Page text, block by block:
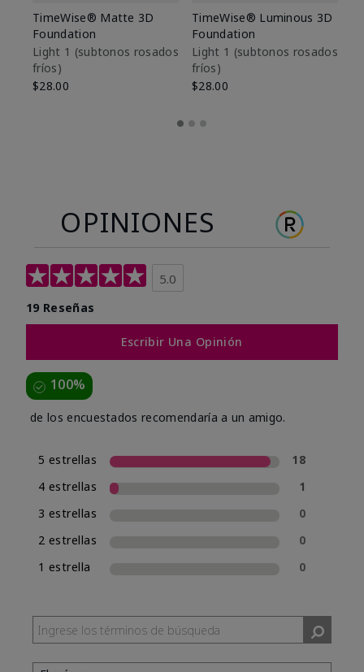
TimeWise® Matte 3D
Foundation
Light 1​ (subtonos rosados
fríos)
$28.00
TimeWise® Luminous 3D
Foundation
Light 1​ (subtonos rosados
fríos)
$28.00
OPINIONES
5.0
19 Reseñas
Escribir Una Opinión
100%
de los encuestados recomendaría a un amigo.
5 estrellas
18
4 estrellas
1
3 estrellas
0
2 estrellas
0
1 estrella
0